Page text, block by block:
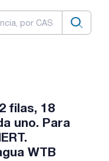
filas, 18
uno. Para
WTB